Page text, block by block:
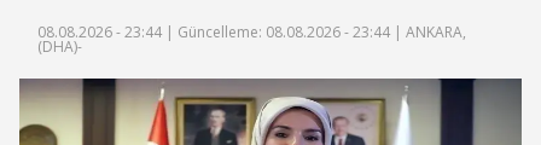
08.08.2026 - 23:44 | Güncelleme: 08.08.2026 - 23:44 | ANKARA,
(DHA)-